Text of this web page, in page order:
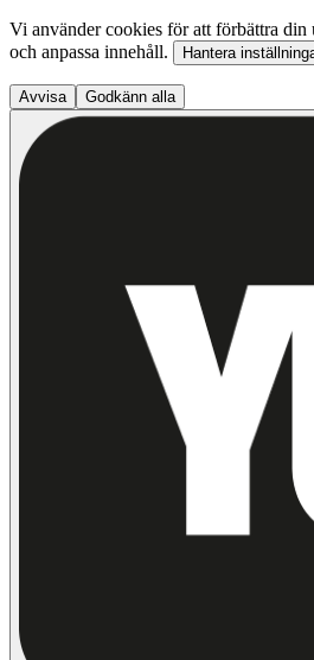
Vi använder cookies för att förbättra din
och anpassa innehåll.
Hantera
Avvisa Godkänn alla